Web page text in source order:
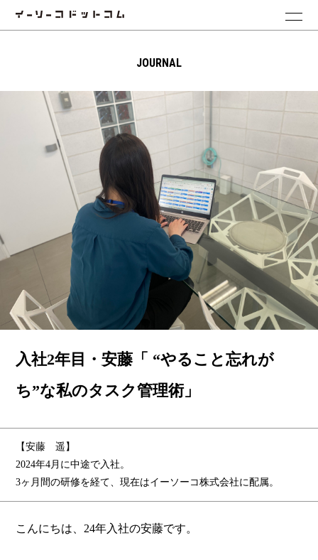
JOURNAL
入社2年目・安藤「 “やること忘れが
ち”な私のタスク管理術」
【安藤 遥】
2024年4月に中途で入社。
3ヶ月間の研修を経て、現在はイーソーコ株式会社に配属。
こんにちは、24年入社の安藤です。